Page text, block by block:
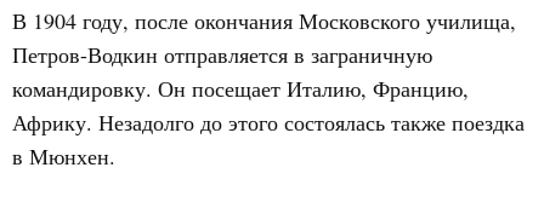
В 1904 году, после окончания Московского училища,
Петров-Водкин отправляется в заграничную
командировку. Он посещает Италию, Францию,
Африку. Незадолго до этого состоялась также поездка
в Мюнхен.